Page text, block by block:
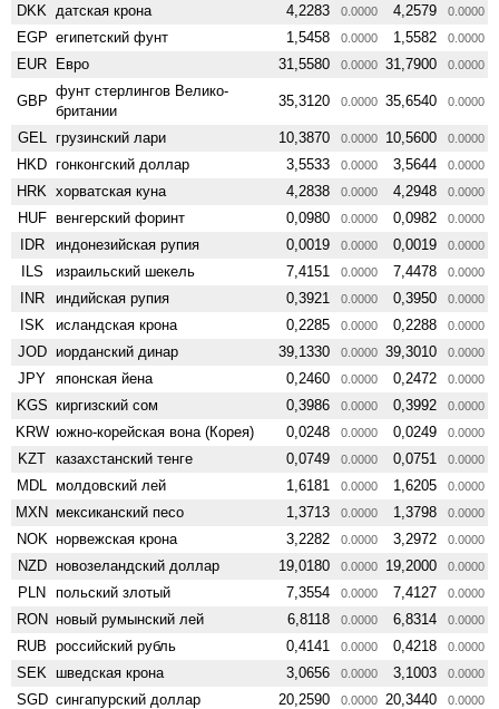
DKK датская крона 4,2283 0.0000 4,2579 0.0000
EGP египетский фунт 1,5458 0.0000 1,5582 0.0000
EUR Евро 31,5580 0.0000 31,7900 0.0000
GBP
фунт стерлингов Велико­
британии
35,3120 0.0000 35,6540 0.0000
GEL грузинский лари 10,3870 0.0000 10,5600 0.0000
HKD гонконгский доллар 3,5533 0.0000 3,5644 0.0000
HRK хорватская куна 4,2838 0.0000 4,2948 0.0000
HUF венгерский форинт 0,0980 0.0000 0,0982 0.0000
IDR индонезийская рупия 0,0019 0.0000 0,0019 0.0000
ILS израильский шекель 7,4151 0.0000 7,4478 0.0000
INR индийская рупия 0,3921 0.0000 0,3950 0.0000
ISK исландская крона 0,2285 0.0000 0,2288 0.0000
JOD иорданский динар 39,1330 0.0000 39,3010 0.0000
JPY японская йена 0,2460 0.0000 0,2472 0.0000
KGS киргизский сом 0,3986 0.0000 0,3992 0.0000
KRW южно-корейская вона (Корея) 0,0248 0.0000 0,0249 0.0000
KZT казахстанский тенге 0,0749 0.0000 0,0751 0.0000
MDL молдовский лей 1,6181 0.0000 1,6205 0.0000
MXN мексиканский песо 1,3713 0.0000 1,3798 0.0000
NOK норвежская крона 3,2282 0.0000 3,2972 0.0000
NZD ново­зеландский доллар 19,0180 0.0000 19,2000 0.0000
PLN польский злотый 7,3554 0.0000 7,4127 0.0000
RON новый румынский лей 6,8118 0.0000 6,8314 0.0000
RUB российский рубль 0,4141 0.0000 0,4218 0.0000
SEK шведская крона 3,0656 0.0000 3,1003 0.0000
SGD сингапурский доллар 20,2590 0.0000 20,3440 0.0000